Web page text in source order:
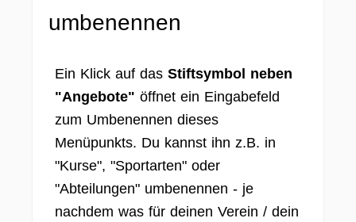
umbenennen
Ein Klick auf das Stiftsymbol neben
"Angebote" öffnet ein Eingabefeld
zum Umbenennen dieses
Menüpunkts. Du kannst ihn z.B. in
"Kurse", "Sportarten" oder
"Abteilungen" umbenennen - je
nachdem was für deinen Verein / dein